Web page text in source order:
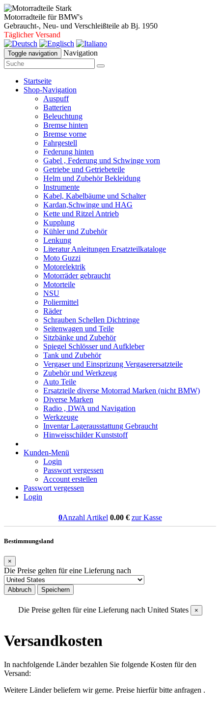
Motorradteile für BMW's
Gebraucht-, Neu- und Verschleißteile ab Bj. 1950
Täglicher Versand
Toggle navigation Navigation
Startseite
Shop-Navigation
Auspuff
Batterien
Beleuchtung
Bremse hinten
Bremse vorne
Fahrgestell
Federung hinten
Gabel , Federung und Schwinge vorn
Getriebe und Getriebeteile
Helm und Zubehör Bekleidung
Instrumente
Kabel, Kabelbäume und Schalter
Kardan,Schwinge und HAG
Kette und Ritzel Antrieb
Kupplung
Kühler und Zubehör
Lenkung
Literatur Anleitungen Ersatzteilkataloge
Moto Guzzi
Motorelektrik
Motorräder gebraucht
Motorteile
NSU
Poliermittel
Räder
Schrauben Schellen Dichtringe
Seitenwagen und Teile
Sitzbänke und Zubehör
Spiegel Schlösser und Aufkleber
Tank und Zubehör
Vergaser und Einsprizung Vergaserersatzteile
Zubehör und Werkzeug
Auto Teile
Ersatzteile diverse Motorrad Marken (nicht BMW)
Diverse Marken
Radio , DWA und Navigation
Werkzeuge
Inventar Lagerausstattung Gebraucht
Hinweisschilder Kunststoff
Kunden-Menü
Login
Passwort vergessen
Account erstellen
Passwort vergessen
Login
0Anzahl Artikel 0.00€ zur Kasse
Bestimmungsland
×
Die Preise gelten für eine Lieferung nach
Abbruch Speichern
Die Preise gelten für eine Lieferung nach United States ×
Versandkosten
In nachfolgende Länder bezahlen Sie folgende Kosten für den
Versand:
Weitere Länder beliefern wir gerne. Preise hierfür bitte anfragen .